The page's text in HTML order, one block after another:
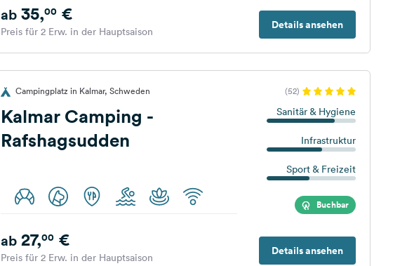
Details ansehen
ab35,00€
Preis für 2 Erw. in der Hauptsaison
Campingplatz in Kalmar, Schweden (52)
Kalmar Camping -
Rafshagsudden
Sanitär & Hygiene
Infrastruktur
Sport & Freizeit
Buchbar
Details ansehen
ab27,00€
Preis für 2 Erw. in der Hauptsaison